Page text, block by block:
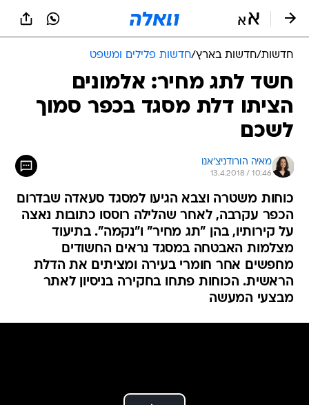
חדשות/חדשות בארץ/חדשות פלילים ומשפט
חשד לתג מחיר: אלמונים
הציתו דלת מסגד בכפר סמוך
לשכם
מאיה הורודניצ'אנו
13.4.2018 / 10:46
כוחות משטרה וצבא הגיעו למסגד סעאדה שבדרום
הכפר עקרבה, לאחר שהלילה רוססו כתובות נאצה
על קירותיו, בהן "תג מחיר" ו"נקמה". בתיעוד
מצלמות האבטחה במסגד נראים החשודים
מחפשים אחר חומרי בעירה ומציתים את הדלת
הראשית. הכוחות פתחו בחקירה בניסיון לאתר
מבצעי המעשה